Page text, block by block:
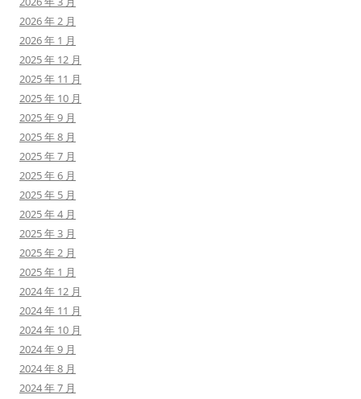
2026 年 2 月
2026 年 1 月
2025 年 12 月
2025 年 11 月
2025 年 10 月
2025 年 9 月
2025 年 8 月
2025 年 7 月
2025 年 6 月
2025 年 5 月
2025 年 4 月
2025 年 3 月
2025 年 2 月
2025 年 1 月
2024 年 12 月
2024 年 11 月
2024 年 10 月
2024 年 9 月
2024 年 8 月
2024 年 7 月